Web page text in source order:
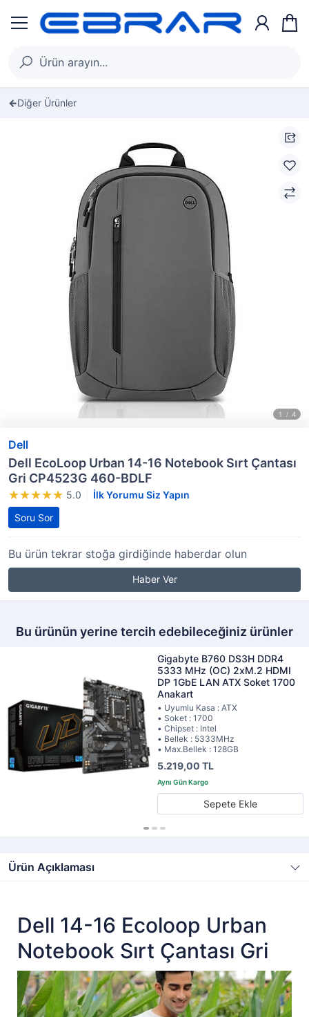
Diğer Ürünler
Dell
Dell EcoLoop Urban 14-16 Notebook Sırt Çantası
Gri CP4523G 460-BDLF
5.0
İlk Yorumu Siz Yapın
Soru Sor
Bu ürün tekrar stoğa girdiğinde haberdar olun
Haber Ver
Bu ürünün yerine tercih edebileceğiniz ürünler
Gigabyte B760 DS3H DDR4
5333 MHz (OC) 2xM.2 HDMI
DP 1GbE LAN ATX Soket 1700
Anakart
• Uyumlu Kasa : ATX
• Soket : 1700
• Chipset : Intel
• Bellek : 5333MHz
• Max.Bellek : 128GB
5.219,00 TL
Sepete Ekle
Ürün Açıklaması
Dell 14-16 Ecoloop Urban
Notebook Sırt Çantası Gri